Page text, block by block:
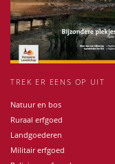
TREK ER EENS OP UIT
Natuur en bos
Ruraal erfgoed
Landgoederen
Militair erfgoed